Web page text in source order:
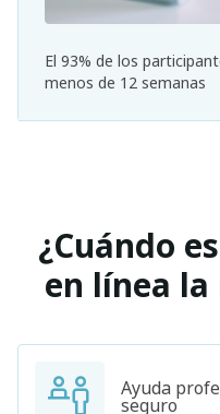
El 93% de los
menos de 12 semanas
¿Cuándo
en línea
Ayuda
seguro